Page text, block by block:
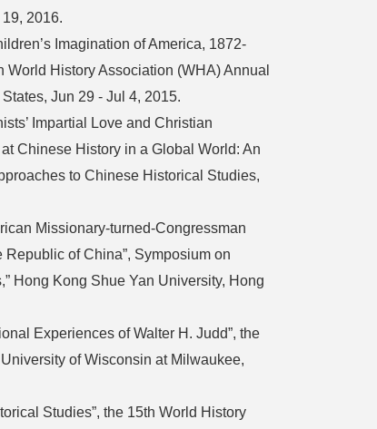
2016.
Imagination of America, 1872-
World History Association (WHA) Annual
Jun 29 - Jul 4, 2015.
Impartial Love and Christian
Chinese History in a Global World: An
to Chinese Historical Studies,
Missionary-turned-Congressman
of China”, Symposium on
Hong Kong Shue Yan University, Hong
Experiences of Walter H. Judd”, the
of Wisconsin at Milwaukee,
Studies”, the 15th World History